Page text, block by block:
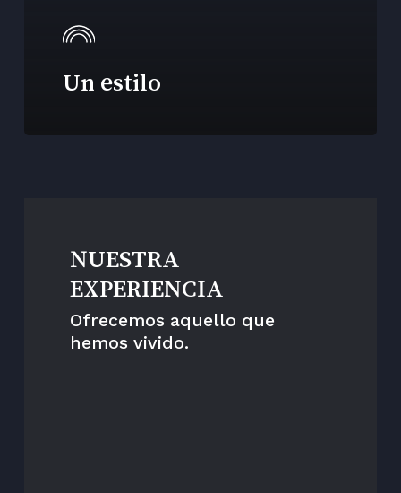
Un estilo
NUESTRA
EXPERIENCIA
Ofrecemos aquello que
hemos vivido.